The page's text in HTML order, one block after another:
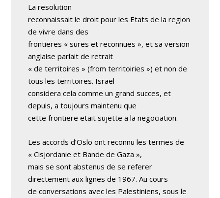
La resolution
reconnaissait le droit pour les Etats de la region
de vivre dans des
frontieres « sures et reconnues », et sa version
anglaise parlait de retrait
« de territoires » (from territoiries ») et non de
tous les territoires. Israel
considera cela comme un grand succes, et
depuis, a toujours maintenu que
cette frontiere etait sujette a la negociation.
Les accords d’Oslo ont reconnu les termes de
« Cisjordanie et Bande de Gaza »,
mais se sont abstenus de se referer
directement aux lignes de 1967. Au cours
de conversations avec les Palestiniens, sous le